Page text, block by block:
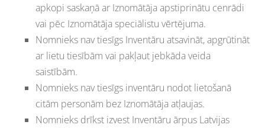
apkopi saskaņā ar Iznomātāja apstiprinātu cenrādi
vai pēc Iznomātāja speciālistu vērtējuma.
Nomnieks nav tiesīgs Inventāru atsavināt, apgrūtināt
ar lietu tiesībām vai pakļaut jebkāda veida
saistībām.
Nomnieks nav tiesīgs inventāru nodot lietošanā
citām personām bez Iznomātāja atļaujas.
Nomnieks drīkst izvest Inventāru ārpus Latvijas